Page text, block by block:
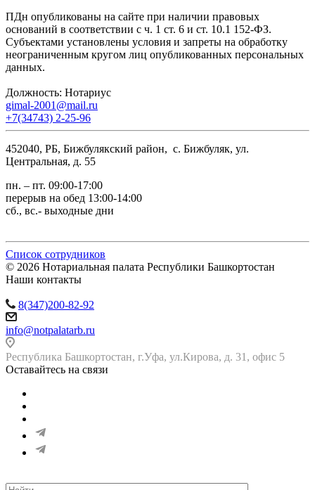
ПДн опубликованы на сайте при наличии правовых
оснований в соответствии с ч. 1 ст. 6 и ст. 10.1 152-ФЗ.
Субъектами установлены условия и запреты на обработку
неограниченным кругом лиц опубликованных персональных
данных.
Должность: Нотариус
gimal-2001@mail.ru
+7(34743) 2-25-96
452040, РБ, Бижбулякский район, с. Бижбуляк, ул.
Центральная, д. 55
пн. – пт. 09:00-17:00
перерыв на обед 13:00-14:00
сб., вс.- выходные дни
Список сотрудников
© 2026 Нотариальная палата Республики Башкортостан
Наши контакты
8(347)200-82-92
info@notpalatarb.ru
Республика Башкортостан, г.Уфа, ул.Кирова, д. 31, офис 5
Оставайтесь на связи